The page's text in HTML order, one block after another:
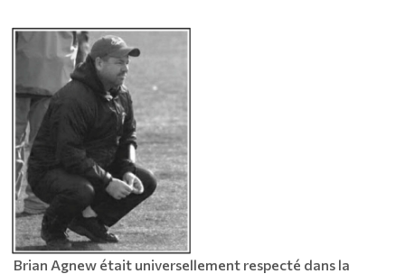
Brian Agnew était universellement respecté dans la